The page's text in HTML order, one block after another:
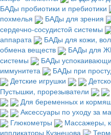
БАДы пробиотики и пребиотики
похмелья
БАДы для зрения
сердечно-сосудистой системы
аппарата
БАДы для кожи,
обмена веществ
БАДы для
системы
БАДы
иммунитета
БАДы при
Детские игрушки
Пустышки, прорезыватели
Для беременных и
Аксессуары по уходу за
Глюкометры
Массажеры,
иппликаторы Кузнецова